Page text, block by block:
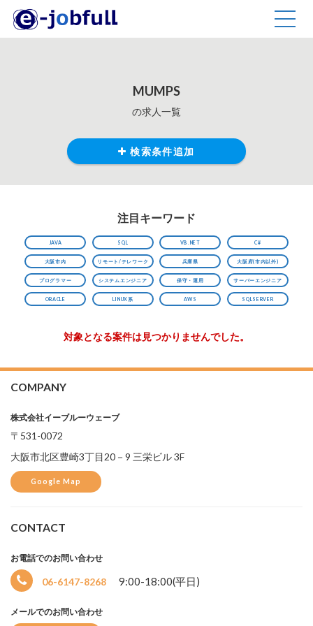
MUMPS
の求人一覧
検索条件追加
注目キーワード
JAVA SQL VB.NET C#
大阪市内 リモート/テレワーク 兵庫県 大阪府(市内以外)
プログラマー システムエンジニア 保守・運用 サーバーエンジニア
ORACLE LINUX系 AWS SQLSERVER
対象となる案件は見つかりませんでした。
COMPANY
株式会社イーブルーウェーブ
〒531-0072
大阪市北区豊崎3丁目20－9 三栄ビル 3F
Google Map
CONTACT
お電話でのお問い合わせ
06-6147-8268 9:00-18:00(平日)
メールでのお問い合わせ